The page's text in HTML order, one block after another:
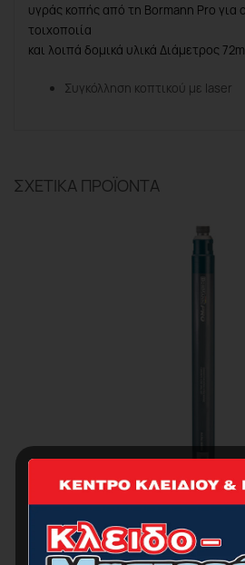
υγράς κοπής από τη Bormann Pro για
τοιχοποιία
και λοιπά δομικά υλικά Διάμετρος
Συγκόλληση κοπτικού με laser
ΣΧΕΤΙΚΆ ΠΡΟΪΌΝΤΑ